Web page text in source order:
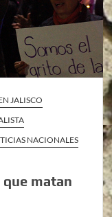
JALISCO
NACIONALES
matan